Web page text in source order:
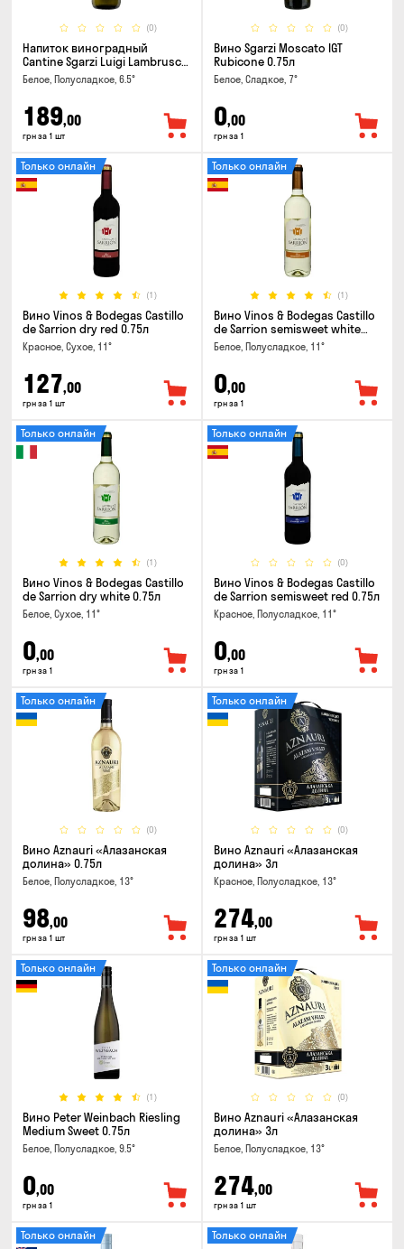
(0)
Напиток виноградный
Cantine Sgarzi Luigi Lambrusco
IGT Emilia Bianca Frizziante
0.75л
Белое, Полусладкое, 6.5°
189,00
грн за 1 шт
(0)
Вино Sgarzi Moscato IGT
Rubicone 0.75л
Белое, Сладкое, 7°
0,00
грн за 1
(1)
Только онлайн
Вино Vinos & Bodegas Castillo
de Sarrion dry red 0.75л
Красное, Сухое, 11°
127,00
грн за 1 шт
(1)
Только онлайн
Вино Vinos & Bodegas Castillo
de Sarrion semisweet white
0.75л
Белое, Полусладкое, 11°
0,00
грн за 1
(1)
Только онлайн
Вино Vinos & Bodegas Castillo
de Sarrion dry white 0.75л
Белое, Сухое, 11°
0,00
грн за 1
(0)
Только онлайн
Вино Vinos & Bodegas Castillo
de Sarrion semisweet red 0.75л
Красное, Полусладкое, 11°
0,00
грн за 1
(0)
Только онлайн
Вино Aznauri «Алазанская
долина» 0.75л
Белое, Полусладкое, 13°
98,00
грн за 1 шт
(0)
Только онлайн
Вино Aznauri «Алазанская
долина» 3л
Красное, Полусладкое, 13°
274,00
грн за 1 шт
(1)
Только онлайн
Вино Peter Weinbach Riesling
Medium Sweet 0.75л
Белое, Полусладкое, 9.5°
0,00
грн за 1
(0)
Только онлайн
Вино Aznauri «Алазанская
долина» 3л
Белое, Полусладкое, 13°
274,00
грн за 1 шт
Только онлайн Только онлайн